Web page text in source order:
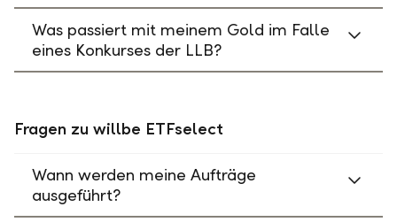
Was passiert mit meinem Gold im Falle
eines Konkurses der LLB?
Fragen zu willbe ETFselect
Wann werden meine Aufträge
ausgeführt?